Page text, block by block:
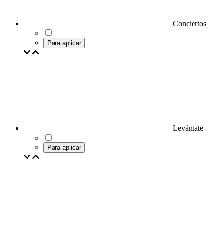
Conciertos
Para aplicar
Levántate
Para aplicar